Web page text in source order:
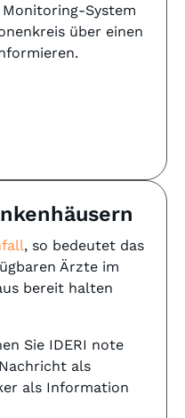
System
über einen
, so bedeutet das
Ärzte im
bereit halten
Sie IDERI note
als
als Information